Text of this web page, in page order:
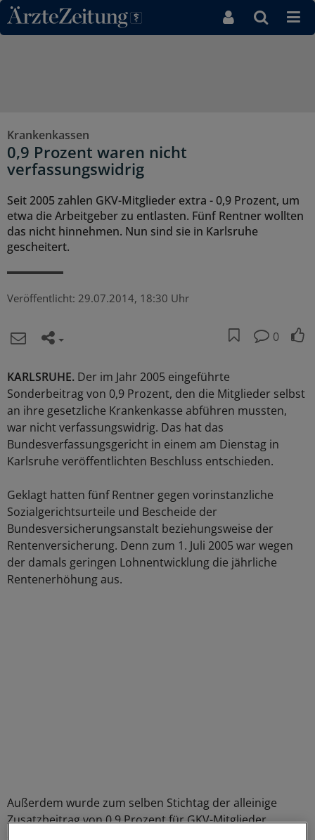
Direkt zum Inhaltsbereich
Krankenkassen
0,9 Prozent waren nicht
verfassungswidrig
Seit 2005 zahlen GKV-Mitglieder extra - 0,9 Prozent, um
etwa die Arbeitgeber zu entlasten. Fünf Rentner wollten
das nicht hinnehmen. Nun sind sie in Karlsruhe
gescheitert.
Veröffentlicht: 29.07.2014, 18:30 Uhr
0
KARLSRUHE. Der im Jahr 2005 eingeführte
Sonderbeitrag von 0,9 Prozent, den die Mitglieder selbst
an ihre gesetzliche Krankenkasse abführen mussten,
war nicht verfassungswidrig. Das hat das
Bundesverfassungsgericht in einem am Dienstag in
Karlsruhe veröffentlichten Beschluss entschieden.
Geklagt hatten fünf Rentner gegen vorinstanzliche
Sozialgerichtsurteile und Bescheide der
Bundesversicherungsanstalt beziehungsweise der
Rentenversicherung. Denn zum 1. Juli 2005 war wegen
der damals geringen Lohnentwicklung die jährliche
Rentenerhöhung aus.
Außerdem wurde zum selben Stichtag der alleinige
Zusatzbeitrag von 0,9 Prozent für GKV-Mitglieder